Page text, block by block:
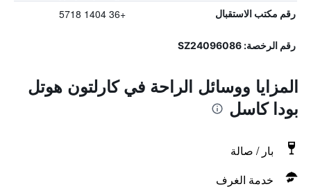
رقم مكتب الاستقبال +36 1404 5718
رقم الرخصة: SZ24096086
المزايا ووسائل الراحة في كارلتون هوتل
بودا كاسل
بار / صالة
خدمة الغرف